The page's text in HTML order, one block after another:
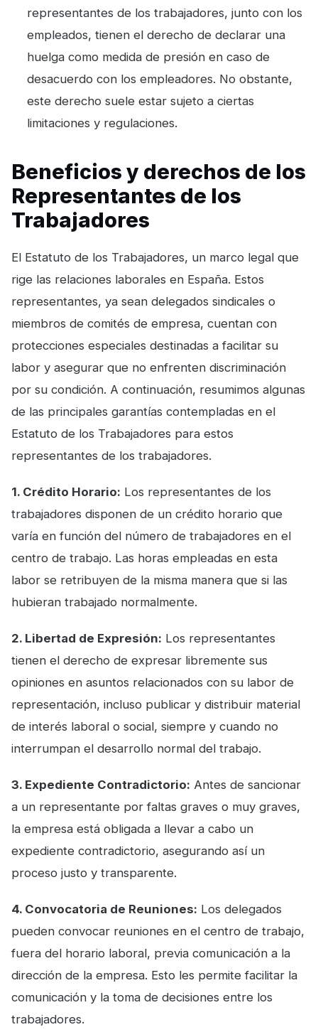
representantes de los trabajadores, junto con los
empleados, tienen el derecho de declarar una
huelga como medida de presión en caso de
desacuerdo con los empleadores. No obstante,
este derecho suele estar sujeto a ciertas
limitaciones y regulaciones.
Beneficios y derechos de los
Representantes de los
Trabajadores
El Estatuto de los Trabajadores, un marco legal que
rige las relaciones laborales en España. Estos
representantes, ya sean delegados sindicales o
miembros de comités de empresa, cuentan con
protecciones especiales destinadas a facilitar su
labor y asegurar que no enfrenten discriminación
por su condición. A continuación, resumimos algunas
de las principales garantías contempladas en el
Estatuto de los Trabajadores para estos
representantes de los trabajadores.
1. Crédito Horario: Los representantes de los
trabajadores disponen de un crédito horario que
varía en función del número de trabajadores en el
centro de trabajo. Las horas empleadas en esta
labor se retribuyen de la misma manera que si las
hubieran trabajado normalmente.
2. Libertad de Expresión: Los representantes
tienen el derecho de expresar libremente sus
opiniones en asuntos relacionados con su labor de
representación, incluso publicar y distribuir material
de interés laboral o social, siempre y cuando no
interrumpan el desarrollo normal del trabajo.
3. Expediente Contradictorio: Antes de sancionar
a un representante por faltas graves o muy graves,
la empresa está obligada a llevar a cabo un
expediente contradictorio, asegurando así un
proceso justo y transparente.
4. Convocatoria de Reuniones: Los delegados
pueden convocar reuniones en el centro de trabajo,
fuera del horario laboral, previa comunicación a la
dirección de la empresa. Esto les permite facilitar la
comunicación y la toma de decisiones entre los
trabajadores.